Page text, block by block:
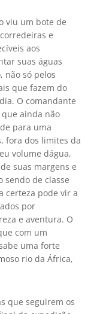
viu um bote de
e
aos
suas águas
não só pelos
que fazem do
O comandante
ainda não
para uma
fora dos limites da
volume dágua,
suas margens e
sendo de classe
certeza pode vir a
por
e aventura. O
com um
uma forte
rio da África,
que seguirem os